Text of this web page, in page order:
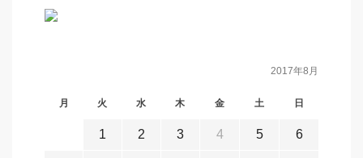
2017年8月
月 火 水 木 金 土 日
1 2 3 4 5 6